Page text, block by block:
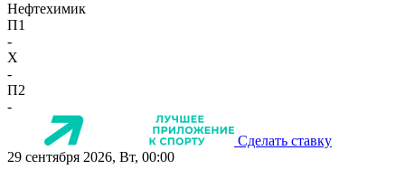
Нефтехимик
П1
-
X
-
П2
-
Сделать ставку
29 сентября 2026, Вт, 00:00